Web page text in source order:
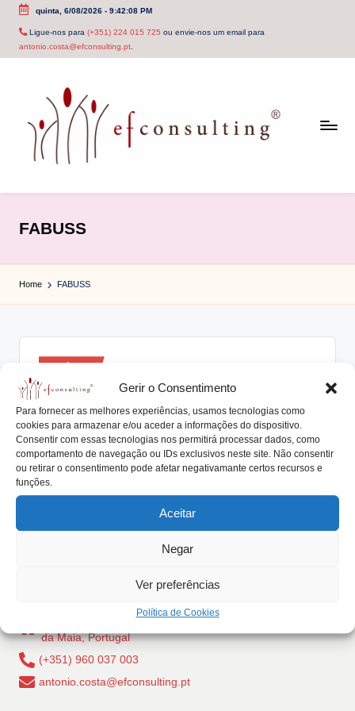
Gerir o Consentimento
Para fornecer as melhores experiências, usamos tecnologias como
cookies para armazenar e/ou aceder a informações do dispositivo.
Consentir com essas tecnologias nos permitirá processar dados, como
comportamento de navegação ou IDs exclusivos neste site. Não consentir
ou retirar o consentimento pode afetar negativamante certos recursos e
funções.
Aceitar
Negar
Ver preferências
Política de Cookies
Skip
quinta, 6/08/2026- 9:42:08 PM
Ligue-nos para (+351) 224 015 725 ou envie-nos um email para
antonio.costa@efconsulting.pt.
c
o
n
u
lt
i
n
g
.
p
t
FABUSS
Home FABUSS
Posted
in
Questionário Sucessão de Empresas
Familiares
by
António Nogueira da Costa Maio 17, 2017
A Universidade Aberta, Instituição Pública de Ensino a
Distância, é a representante de Portugal no…
Rua Dr Carlos Pires Felgueiras, 206 - 1, 4470-157 Cidade
da Maia, Portugal
(+351) 960 037 003
antonio.costa@efconsulting.pt